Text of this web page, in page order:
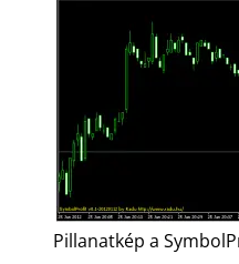
Pillanatkép a